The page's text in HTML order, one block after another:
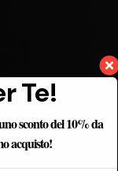
Te!
sconto del 10% da
acquisto!